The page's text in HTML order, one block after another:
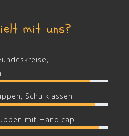
mit uns?
Schulklassen
mit Handicap